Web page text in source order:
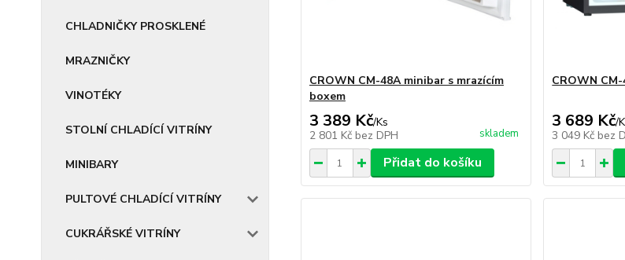
CHLADNIČKY PROSKLENÉ
MRAZNIČKY
VINOTÉKY
STOLNÍ CHLADÍCÍ VITRÍNY
MINIBARY
PULTOVÉ CHLADÍCÍ VITRÍNY
CUKRÁŘSKÉ VITRÍNY
CROWN CM-48A minibar s mrazícím
boxem
3 389 Kč/Ks
2 801 Kč bez DPH skladem
Přidat do košíku
CROWN
3 689 Kč/
3 049 Kč bez